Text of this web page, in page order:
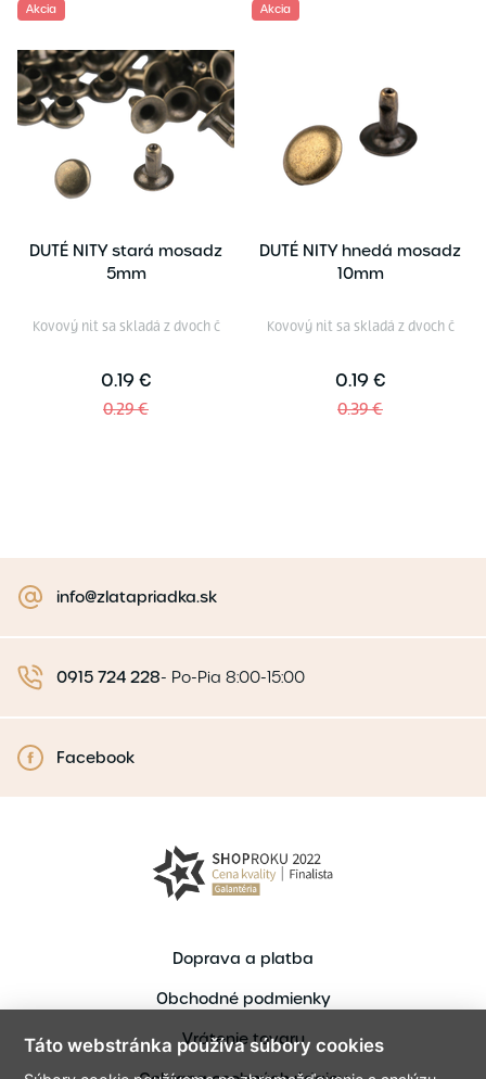
Akcia
DUTÉ NITY stará mosadz
5mm
Kovový nit sa skladá z dvoch č
0.19 €
0.29 €
Akcia
DUTÉ NITY hnedá mosadz
10mm
Kovový nit sa skladá z dvoch č
0.19 €
0.39 €
info@zlatapriadka.sk
0915 724 228- Po-Pia 8:00-15:00
Facebook
Doprava a platba
Obchodné podmienky
Vrátenie tovaru
Táto webstránka používa súbory cookies